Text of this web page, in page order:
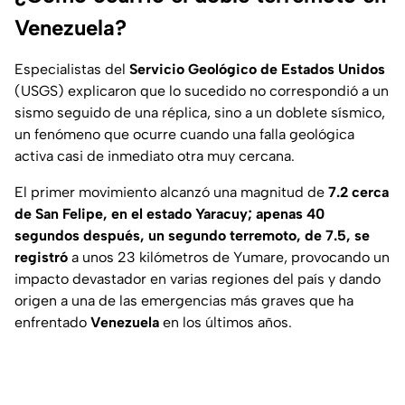
Venezuela?
Especialistas del Servicio Geológico de Estados Unidos
(USGS) explicaron que lo sucedido no correspondió a un
sismo seguido de una réplica, sino a un doblete sísmico,
un fenómeno que ocurre cuando una falla geológica
activa casi de inmediato otra muy cercana.
El primer movimiento alcanzó una magnitud de 7.2 cerca
de San Felipe, en el estado Yaracuy; apenas 40
segundos después, un segundo terremoto, de 7.5, se
registró a unos 23 kilómetros de Yumare, provocando un
impacto devastador en varias regiones del país y dando
origen a una de las emergencias más graves que ha
enfrentado Venezuela en los últimos años.